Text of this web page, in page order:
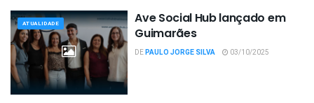
ATUALIDADE
Ave Social Hub lançado em
Guimarães
DEPAULO JORGE SILVA 03/10/2025